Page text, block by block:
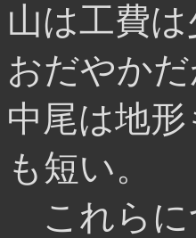
山は工費
おだやか
中尾は地
も短い。
これらに